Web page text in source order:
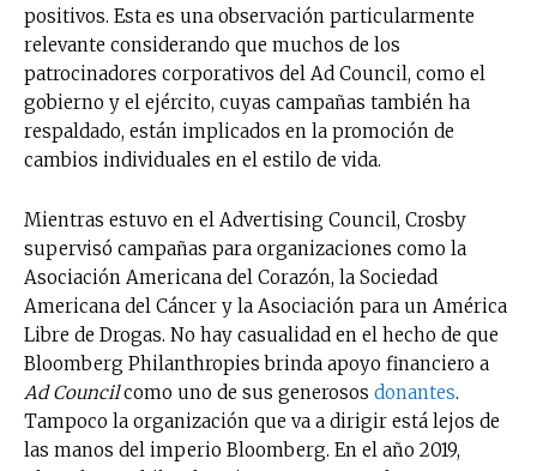
positivos. Esta es una observación particularmente
relevante considerando que muchos de los
patrocinadores corporativos del Ad Council, como el
gobierno y el ejército, cuyas campañas también ha
respaldado, están implicados en la promoción de
cambios individuales en el estilo de vida.
Mientras estuvo en el Advertising Council, Crosby
supervisó campañas para organizaciones como la
Asociación Americana del Corazón, la Sociedad
Americana del Cáncer y la Asociación para un América
Libre de Drogas. No hay casualidad en el hecho de que
Bloomberg Philanthropies brinda apoyo financiero a
Ad Councilcomo uno de sus generosos donantes.
Tampoco la organización que va a dirigir está lejos de
las manos del imperio Bloomberg. En el año 2019,